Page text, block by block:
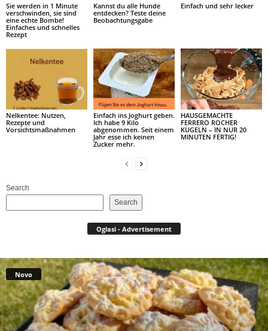
Sie werden in 1 Minute
verschwinden, sie sind
eine echte Bombe!
Einfaches und schnelles
Rezept
Kannst du alle Hunde
entdecken? Teste deine
Beobachtungsgabe
Einfach und sehr lecker
Nelkentee: Nutzen,
Rezepte und
Vorsichtsmaßnahmen
Einfach ins Joghurt geben.
Ich habe 9 Kilo
abgenommen. Seit einem
Jahr esse ich keinen
Zucker mehr.
HAUSGEMACHTE
FERRERO ROCHER
KUGELN – IN NUR 20
MINUTEN FERTIG!
Search
Search
Oglasi - Advertisement
Novo